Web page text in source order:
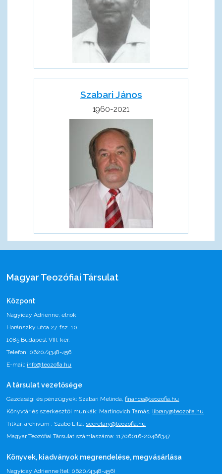
Szabari János
1960-2021
Magyar Teozófiai Társulat
Központ
Nagyiday Adrienne, elnök
Horánszky utca 27. fsz. 10.
1085 Budapest VIII. ker.
Telefon: 0620/4348-456
E-mail: info@teozofia.hu
A társulat vezetősége
Gazdasági és pénzügyek: Szabari Melinda,finance@teozofia.hu
Könyvtár és szerkesztői munkák: Martinovich Tamás, library@teozofia.hu
Titkár, archívum : Szabó Lilla, secretary@teozofia.hu
Magyar Teozófiai Társulat számlaszáma: 11706016-20466347
Könyvek, kiadványok megrendelése, megvásárlása
Nagyiday Adrienne (tel: 0620/4348-456)